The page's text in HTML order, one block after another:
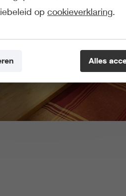
op cookieverklaring.
Alles